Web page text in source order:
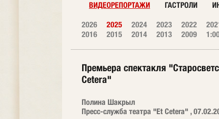
ВИДЕОРЕПОРТАЖИ ГАСТРОЛИ
2026 2025 2024 2023 2022
2016
2015 2014 2013 2009
Премьера спектакля
Cetera"
Полина Шакрыл
Пресс-служба театра "Et Cetera" ,